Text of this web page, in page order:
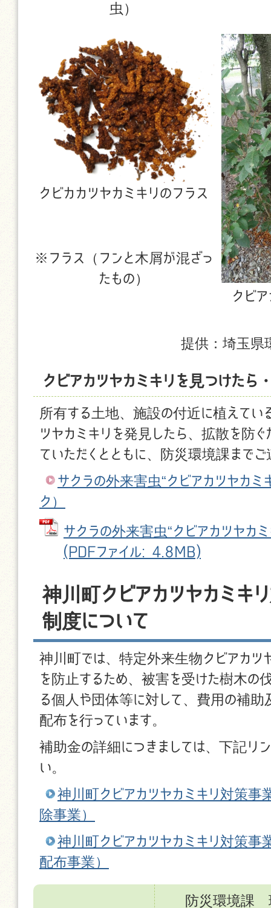
虫）
クビカカツヤカミキリのフラス
※フラス（フンと木屑が混ざっ
たもの）
クビ
提供：埼玉県
クビアカツヤカミキリを見つけたら
所有する土地、施設の付近に植えてい
ツヤカミキリを発見したら、拡散を防
ていただくとともに、防災環境課までご
サクラの外来害虫“クビアカツヤカミ
ク）
サクラの外来害虫“クビアカツヤカ
(PDFファイル: 4.8MB)
神川町クビアカツヤカミキ
制度について
神川町では、特定外来生物クビアカツ
を防止するため、被害を受けた樹木の
る個人や団体等に対して、費用の補
配布を行っています。
補助金の詳細につきましては、下記リ
い。
神川町クビアカツヤカミキリ対策事
除事業）
神川町クビアカツヤカミキリ対策事
配布事業）
防災環境課